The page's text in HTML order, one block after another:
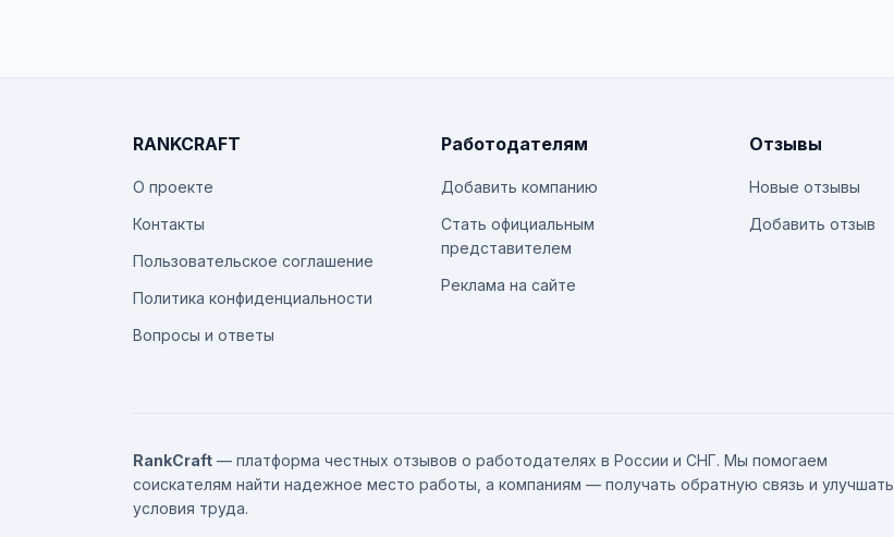
RANKCRAFT
О проекте
Контакты
Пользовательское соглашение
Политика конфиденциальности
Вопросы и ответы
Работодателям
Добавить компанию
Стать официальным
представителем
Реклама на сайте
Отзывы
Новые отзывы
Добавить отзыв
RankCraft — платформа честных отзывов о работодателях в России и СНГ. Мы помогаем
соискателям найти надежное место работы, а компаниям — получать обратную связь и улучшать
условия труда.